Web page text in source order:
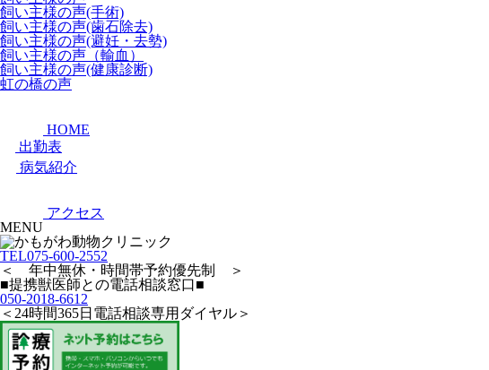
飼い主様の声(手術)
飼い主様の声(歯石除去)
飼い主様の声(避妊・去勢)
飼い主様の声（輸血）
飼い主様の声(健康診断)
虹の橋の声
HOME
出勤表
病気紹介
アクセス
MENU
TEL075-600-2552
＜ 年中無休・時間帯予約優先制 ＞
■提携獣医師との電話相談窓口■
050-2018-6612
＜24時間365日電話相談専用ダイヤル＞